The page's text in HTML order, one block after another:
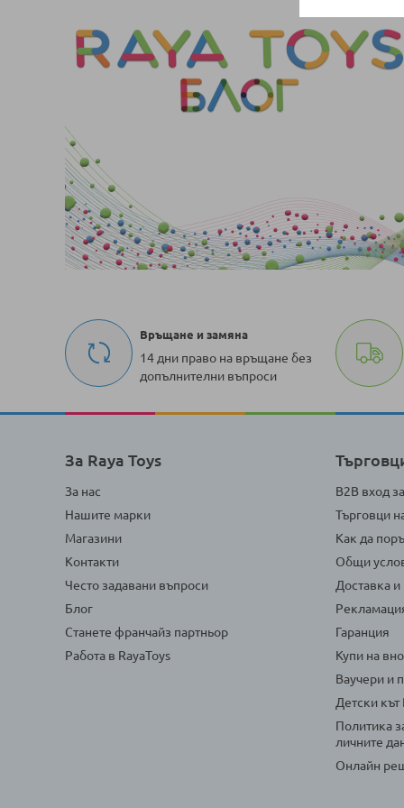
Връщане и замяна
14 дни право на връщане без
допълнителни въпроси
За Raya Toys
За нас
Нашите марки
Магазини
Контакти
Често задавани въпроси
Блог
Станете франчайз партньор
Работа в RayaToys
B2B вход
Търговци
Как да
Общи
Доставка
Гаранция
Купи на
Ваучери и
Детски кът
Политика
личните
Онлайн